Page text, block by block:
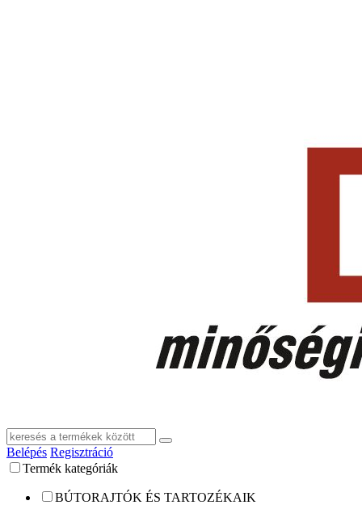
Belépés Regisztráció
Termék kategóriák
BÚTORAJTÓK ÉS TARTOZÉKAIK